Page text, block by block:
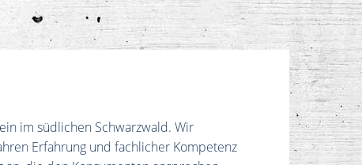
im südlichen Schwarzwald. Wir
Erfahrung und fachlicher Kompetenz